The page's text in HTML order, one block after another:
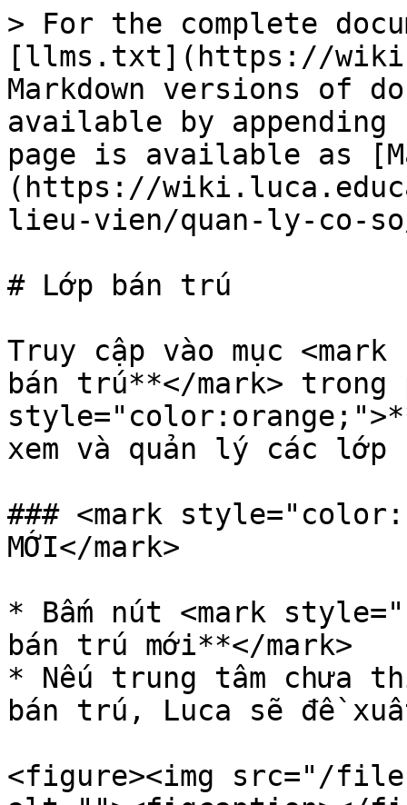
> For the complete
[llms.txt](https://
Markdown versions of
available by
page is available as
(https://
lieu-vien/quan-ly-co-
# Lớp bán trú
Truy cập vào mục
bán trú**</mark> trong
xem và quản lý các
### <mark
MỚI</mark>
* Bấm nút <mark
bán trú mới**</mark>
* Nếu trung tâm chưa
bán trú, Luca sẽ đề
<figure><img src="/files/